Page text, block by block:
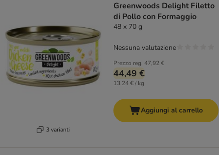
3 varianti
Greenwoods Delight Filetto
di Pollo con Formaggio
48 x 70 g
Prezzo reg. 47,92 €
44,49 €
13,24 € / kg
Nessuna valutazione
Aggiungi al carrello